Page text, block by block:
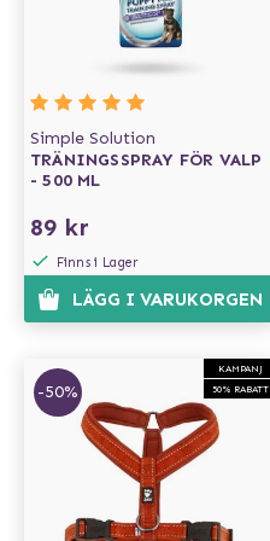
Simple Solution
TRÄNINGSSPRAY FÖR VALP
- 500 ML
89 kr
Finns i Lager
LÄGG I VARUKORGEN
KAMPANJ
50% RABATT
-50%